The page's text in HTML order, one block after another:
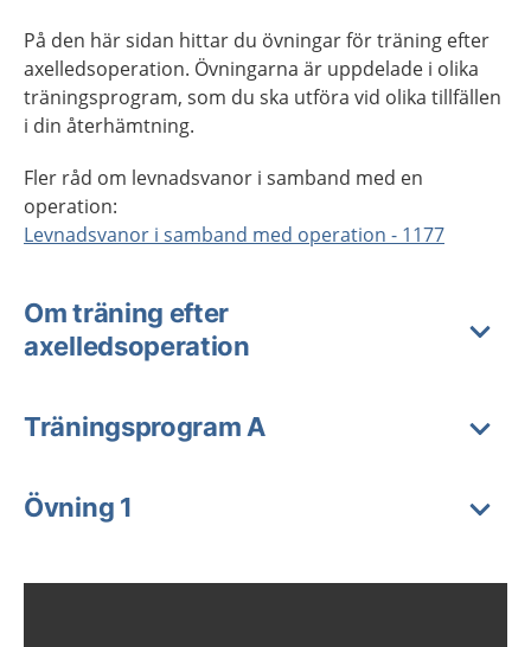
På den här sidan hittar du övningar för träning efter
axelledsoperation. Övningarna är uppdelade i olika
träningsprogram, som du ska utföra vid olika tillfällen
i din återhämtning.
Fler råd om levnadsvanor i samband med en
operation:
Levnadsvanor i samband med operation - 1177
Om träning efter
axelledsoperation
Träningsprogram A
Övning 1